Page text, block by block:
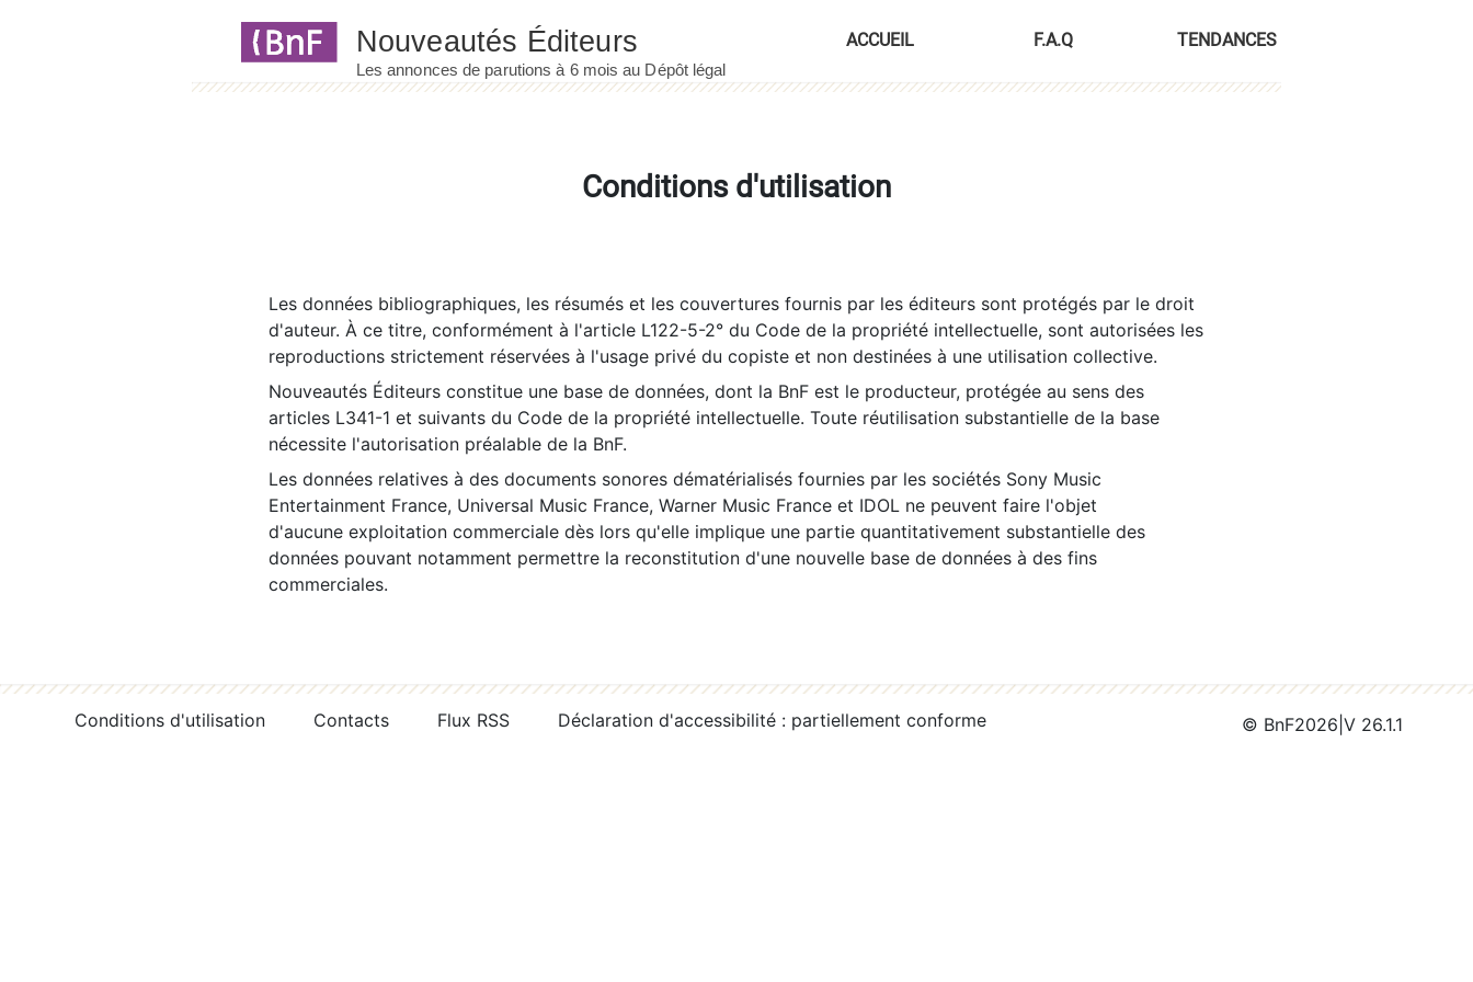
ACCUEIL F.A.Q TENDANCES
Conditions d'utilisation
Les données bibliographiques, les résumés et les couvertures fournis par les éditeurs sont protégés par le droit
d'auteur. À ce titre, conformément à l'article L122-5-2° du Code de la propriété intellectuelle, sont autorisées les
reproductions strictement réservées à l'usage privé du copiste et non destinées à une utilisation collective.
Nouveautés Éditeurs constitue une base de données, dont la BnF est le producteur, protégée au sens des
articles L341-1 et suivants du Code de la propriété intellectuelle. Toute réutilisation substantielle de la base
nécessite l'autorisation préalable de la BnF.
Les données relatives à des documents sonores dématérialisés fournies par les sociétés Sony Music
Entertainment France, Universal Music France, Warner Music France et IDOL ne peuvent faire l'objet
d'aucune exploitation commerciale dès lors qu'elle implique une partie quantitativement substantielle des
données pouvant notamment permettre la reconstitution d'une nouvelle base de données à des fins
commerciales.
Conditions d'utilisation Contacts Flux RSS Déclaration d'accessibilité : partiellement conforme © BnF2026 V 26.1.1